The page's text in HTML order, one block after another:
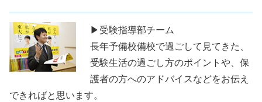
▶受験指導部チーム
長年予備校備校で過ごして見てきた、
受験生活の過ごし方のポイントや、保
護者の方へのアドバイスなどをお伝え
できればと思います。